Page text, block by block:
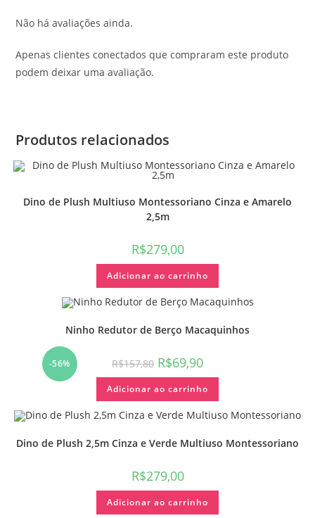
Não há avaliações ainda.
Apenas clientes conectados que compraram este produto
podem deixar uma avaliação.
Produtos relacionados
Dino de Plush Multiuso Montessoriano Cinza e Amarelo
2,5m
R$279,00
Adicionar ao carrinho
-56%
Ninho Redutor de Berço Macaquinhos
R$157,80 R$69,90
Adicionar ao carrinho
Dino de Plush 2,5m Cinza e Verde Multiuso Montessoriano
R$279,00
Adicionar ao carrinho